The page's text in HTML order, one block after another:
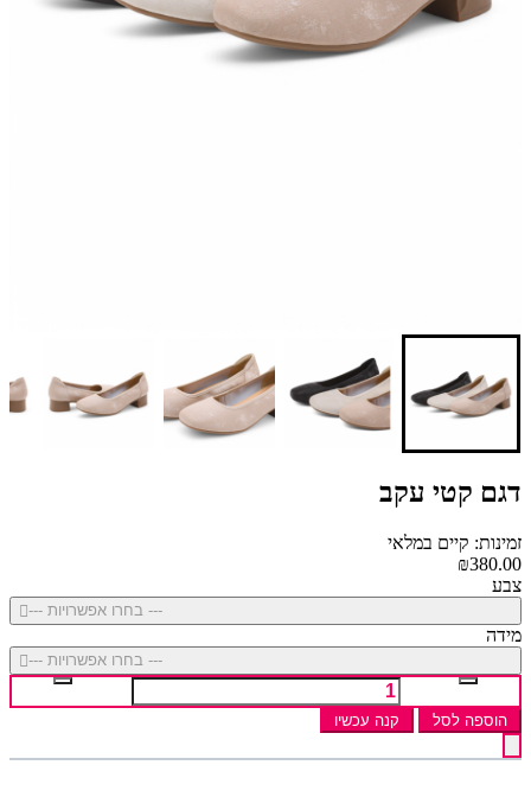
דגם קטי עקב
זמינות: קיים במלאי
₪380.00
צבע
--- בחרו אפשרויות ---
מידה
--- בחרו אפשרויות ---
הוספה לסל קנה עכשיו